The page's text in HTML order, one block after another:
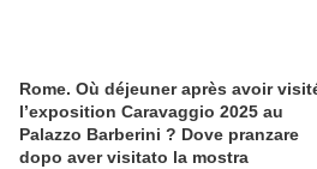
Rome. Où déjeuner après avoir
l’exposition Caravaggio 2025 au
Palazzo Barberini ? Dove pranzare
dopo aver visitato la mostra